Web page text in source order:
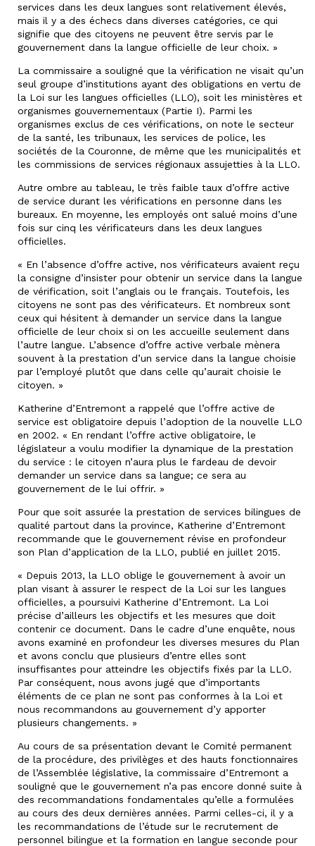
services dans les deux langues sont relativement élevés,
mais il y a des échecs dans diverses catégories, ce qui
signifie que des citoyens ne peuvent être servis par le
gouvernement dans la langue officielle de leur choix. »
La commissaire a souligné que la vérification ne visait qu’un
seul groupe d’institutions ayant des obligations en vertu de
la Loi sur les langues officielles (LLO), soit les ministères et
organismes gouvernementaux (Partie I). Parmi les
organismes exclus de ces vérifications, on note le secteur
de la santé, les tribunaux, les services de police, les
sociétés de la Couronne, de même que les municipalités et
les commissions de services régionaux assujetties à la LLO.
Autre ombre au tableau, le très faible taux d’offre active
de service durant les vérifications en personne dans les
bureaux. En moyenne, les employés ont salué moins d’une
fois sur cinq les vérificateurs dans les deux langues
officielles.
« En l’absence d’offre active, nos vérificateurs avaient reçu
la consigne d’insister pour obtenir un service dans la langue
de vérification, soit l’anglais ou le français. Toutefois, les
citoyens ne sont pas des vérificateurs. Et nombreux sont
ceux qui hésitent à demander un service dans la langue
officielle de leur choix si on les accueille seulement dans
l’autre langue. L’absence d’offre active verbale mènera
souvent à la prestation d’un service dans la langue choisie
par l’employé plutôt que dans celle qu’aurait choisie le
citoyen. »
Katherine d’Entremont a rappelé que l’offre active de
service est obligatoire depuis l’adoption de la nouvelle LLO
en 2002. « En rendant l’offre active obligatoire, le
législateur a voulu modifier la dynamique de la prestation
du service : le citoyen n’aura plus le fardeau de devoir
demander un service dans sa langue; ce sera au
gouvernement de le lui offrir. »
Pour que soit assurée la prestation de services bilingues de
qualité partout dans la province, Katherine d’Entremont
recommande que le gouvernement révise en profondeur
son Plan d’application de la LLO, publié en juillet 2015.
« Depuis 2013, la LLO oblige le gouvernement à avoir un
plan visant à assurer le respect de la Loi sur les langues
officielles, a poursuivi Katherine d’Entremont. La Loi
précise d’ailleurs les objectifs et les mesures que doit
contenir ce document. Dans le cadre d’une enquête, nous
avons examiné en profondeur les diverses mesures du Plan
et avons conclu que plusieurs d’entre elles sont
insuffisantes pour atteindre les objectifs fixés par la LLO.
Par conséquent, nous avons jugé que d’importants
éléments de ce plan ne sont pas conformes à la Loi et
nous recommandons au gouvernement d’y apporter
plusieurs changements. »
Au cours de sa présentation devant le Comité permanent
de la procédure, des privilèges et des hauts fonctionnaires
de l’Assemblée législative, la commissaire d’Entremont a
souligné que le gouvernement n’a pas encore donné suite à
des recommandations fondamentales qu’elle a formulées
au cours des deux dernières années. Parmi celles-ci, il y a
les recommandations de l’étude sur le recrutement de
personnel bilingue et la formation en langue seconde pour